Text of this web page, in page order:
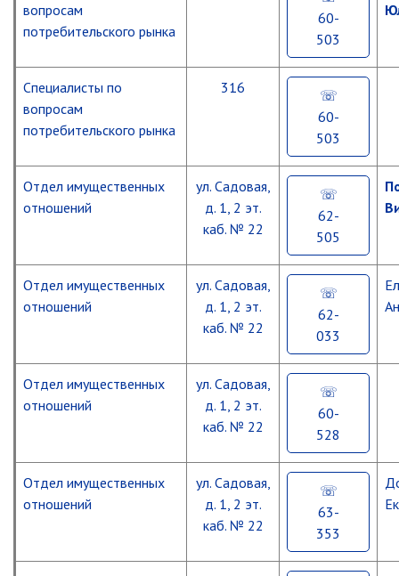
вопросам
потребительского рынка
60-
503
Специалисты по
вопросам
потребительского рынка
316
60-
503
Отдел имущественных
отношений
ул. Садовая,
д. 1, 2 эт.
каб. № 22
62-
505
Отдел имущественных
отношений
ул. Садовая,
д. 1, 2 эт.
каб. № 22
62-
033
Отдел имущественных
отношений
ул. Садовая,
д. 1, 2 эт.
каб. № 22
60-
528
Отдел имущественных
отношений
ул. Садовая,
д. 1, 2 эт.
каб. № 22
63-
353